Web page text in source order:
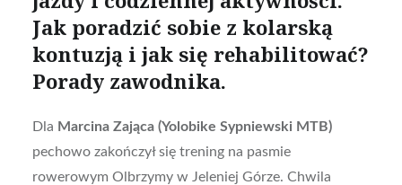
Jak poradzić sobie z kolarską
kontuzją i jak się rehabilitować?
Porady zawodnika.
Dla Marcina Zająca (Yolobike Sypniewski MTB)
pechowo zakończył się trening na pasmie
rowerowym Olbrzymy w Jeleniej Górze. Chwila